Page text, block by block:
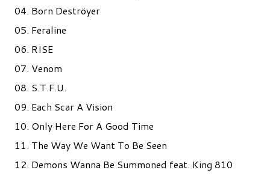
04. Born Deströyer
05. Feraline
06. RISE
07. Venom
08. S.T.F.U.
09. Each Scar A Vision
10. Only Here For A Good Time
11. The Way We Want To Be Seen
12. Demons Wanna Be Summoned feat. King 810